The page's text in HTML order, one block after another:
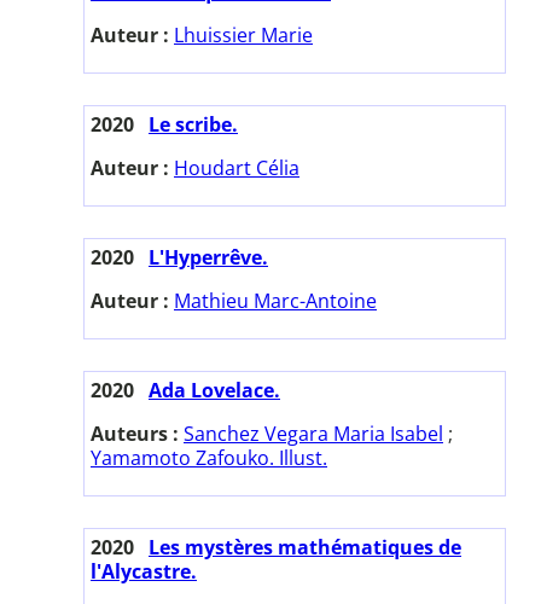
Auteur : Lhuissier Marie
2020 Le scribe.
Auteur : Houdart Célia
2020 L'Hyperrêve.
Auteur : Mathieu Marc-Antoine
2020 Ada Lovelace.
Auteurs : Sanchez Vegara Maria Isabel ;
Yamamoto Zafouko. Illust.
2020 Les mystères mathématiques de
l'Alycastre.